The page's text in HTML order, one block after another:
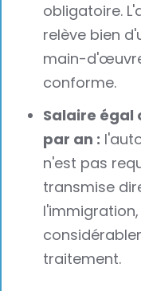
obligatoire.
relève bien
main-
conforme.
Salaire égal
par an :
n'est pas
transmise
traitement.